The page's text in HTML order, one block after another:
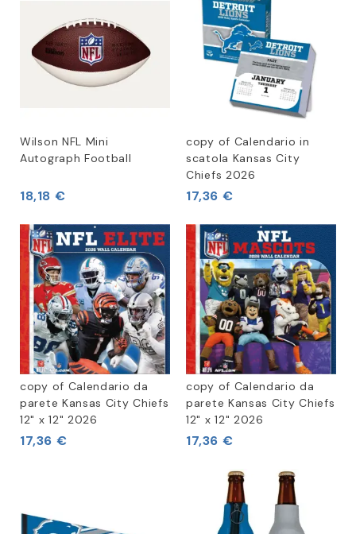
Wilson NFL Mini
Autograph Football
18,18 €
copy of Calendario in
scatola Kansas City
Chiefs 2026
17,36 €
copy of Calendario da
parete Kansas City Chiefs
12" x 12" 2026
17,36 €
copy of Calendario da
parete Kansas City Chiefs
12" x 12" 2026
17,36 €